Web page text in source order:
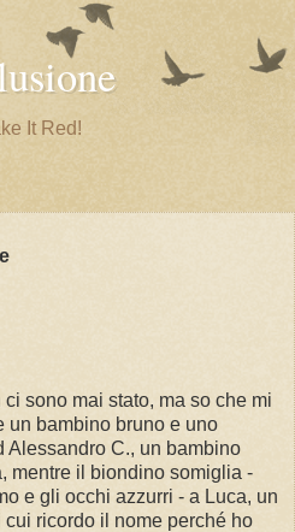
It Red!
sono mai stato, ma so che mi
un bambino bruno e uno
Alessandro C., un bambino
mentre il biondino somiglia -
e gli occhi azzurri - a Luca, un
ricordo il nome perché ho